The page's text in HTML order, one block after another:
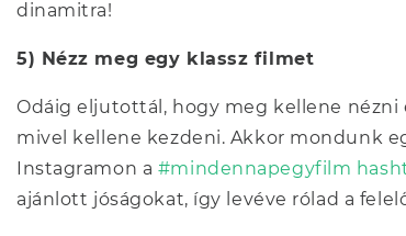
dinamitra!
5) Nézz meg egy klassz filmet
Odáig eljutottál, hogy meg kellene nézni
mivel kellene kezdeni. Akkor mondunk
Instagramon a #mindennapegyfilm
ajánlott jóságokat, így levéve rólad a